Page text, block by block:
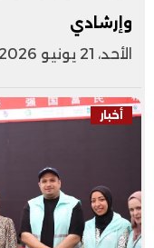
وإرشادي
الأحد، 21 يونيو 2026 07:28 م
أخبار